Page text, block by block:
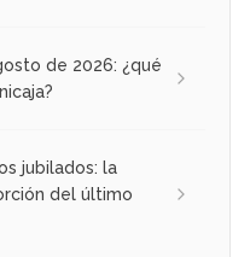
de 2026: ¿qué
jubilados: la
del último